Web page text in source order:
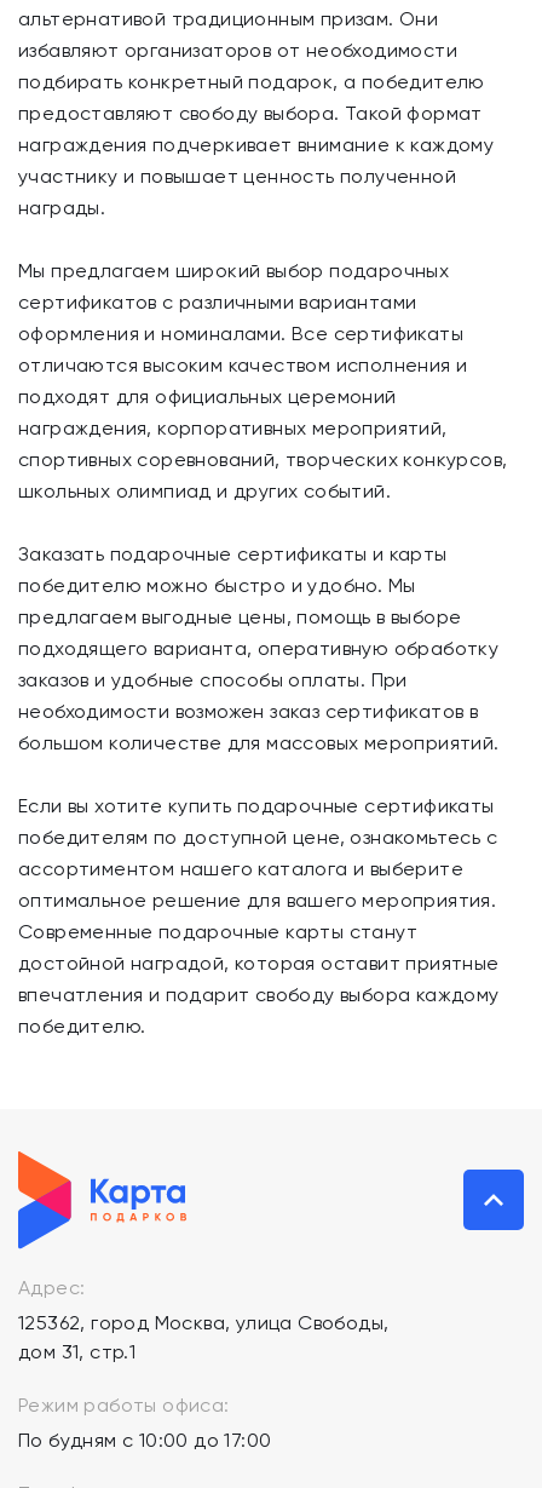
альтернативой традиционным призам. Они
избавляют организаторов от необходимости
подбирать конкретный подарок, а победителю
предоставляют свободу выбора. Такой формат
награждения подчеркивает внимание к каждому
участнику и повышает ценность полученной
награды.
Мы предлагаем широкий выбор подарочных
сертификатов с различными вариантами
оформления и номиналами. Все сертификаты
отличаются высоким качеством исполнения и
подходят для официальных церемоний
награждения, корпоративных мероприятий,
спортивных соревнований, творческих конкурсов,
школьных олимпиад и других событий.
Заказать подарочные сертификаты и карты
победителю можно быстро и удобно. Мы
предлагаем выгодные цены, помощь в выборе
подходящего варианта, оперативную обработку
заказов и удобные способы оплаты. При
необходимости возможен заказ сертификатов в
большом количестве для массовых мероприятий.
Если вы хотите купить подарочные сертификаты
победителям по доступной цене, ознакомьтесь с
ассортиментом нашего каталога и выберите
оптимальное решение для вашего мероприятия.
Современные подарочные карты станут
достойной наградой, которая оставит приятные
впечатления и подарит свободу выбора каждому
победителю.
Адрес:
125362, город Москва, улица Свободы,
дом 31, стр.1
Режим работы офиса:
По будням с 10:00 до 17:00